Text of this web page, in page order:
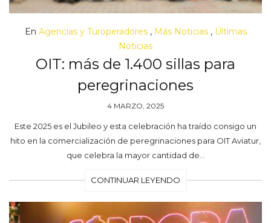
En Agencias y Turoperadores, Más Noticias, Últimas
Noticias
OIT: más de 1.400 sillas para
peregrinaciones
4 MARZO, 2025
Este 2025 es el Jubileo y esta celebración ha traído consigo un
hito en la comercialización de peregrinaciones para OIT Aviatur,
que celebra la mayor cantidad de…
CONTINUAR LEYENDO